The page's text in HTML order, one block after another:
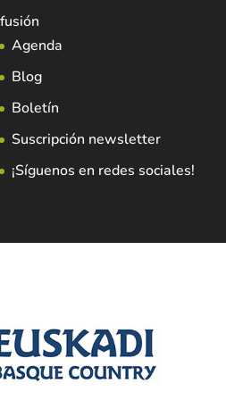
Agenda
Blog
Boletín
Suscripción newsletter
¡Síguenos en redes sociales!